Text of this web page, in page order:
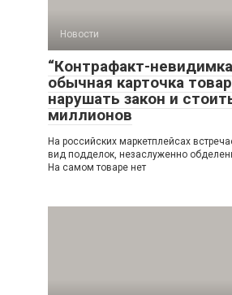
Новости
“Контрафакт-
обычная карточка
нарушать закон и
миллионов
На российских маркетплейсах
вид подделок, незаслуженно
На самом товаре нет